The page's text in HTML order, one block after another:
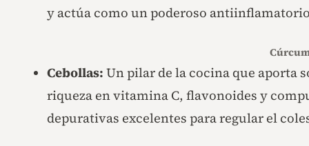
y actúa como un poderoso
Cebollas: Un pilar de la cocina que aporta
riqueza en vitamina C, flavonoides y
depurativas excelentes para regular el